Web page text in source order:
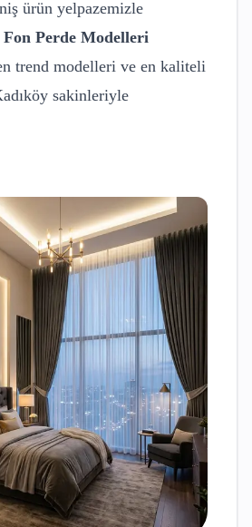
ürün yelpazemizle
Fon Perde Modelleri
trend modelleri ve en kaliteli
sakinleriyle